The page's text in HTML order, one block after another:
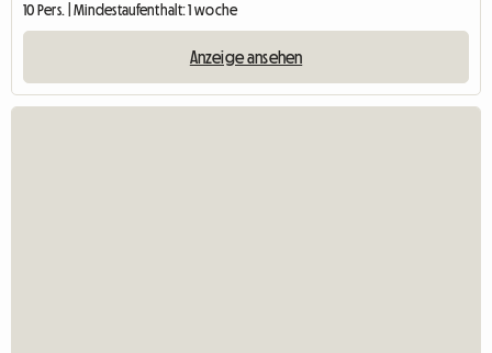
10 Pers. | Mindestaufenthalt: 1 woche
Anzeige ansehen